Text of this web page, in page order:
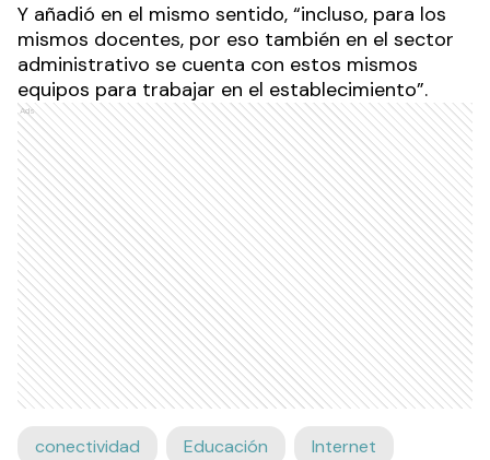
Y añadió en el mismo sentido, “incluso, para los
mismos docentes, por eso también en el sector
administrativo se cuenta con estos mismos
equipos para trabajar en el establecimiento”.
Ads
conectividad Educación Internet